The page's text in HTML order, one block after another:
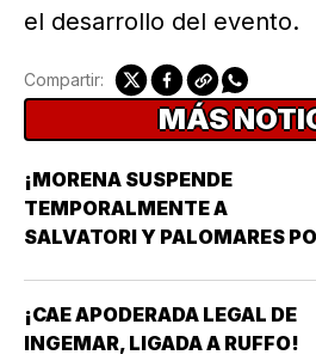
el desarrollo del evento.
Compartir:
MÁS
¡MORENA SUSPENDE
TEMPORALMENTE A
SALVATORI Y PALOMARES
¡CAE APODERADA LEGAL DE
INGEMAR, LIGADA A RUFFO!